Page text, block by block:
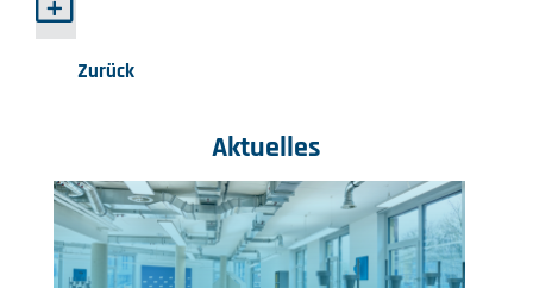
Zurück
Aktuelles